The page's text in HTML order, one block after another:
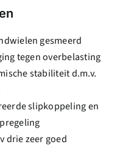
gesmeerd
tegen overbelasting
stabiliteit d.m.v.
slipkoppeling en
drie zeer goed